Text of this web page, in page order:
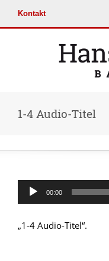
1-4 Audio-Titel
Audio-
Player
00:00
„1-4 Audio-Titel“.